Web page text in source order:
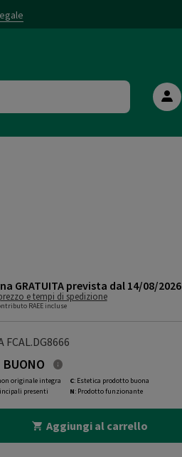
GRATUITA prevista dal 14/08/2026
e tempi di spedizione
RAEE incluse
FCAL.DG8666
BUONO
originale integra
presenti
C: Estetica prodotto buona
N: Prodotto funzionante
Aggiungi al carrello